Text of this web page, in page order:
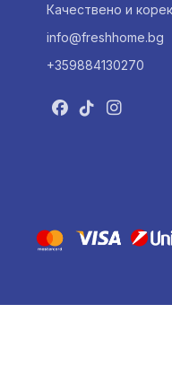
Качествено и
info@freshhome.bg
+359884130270